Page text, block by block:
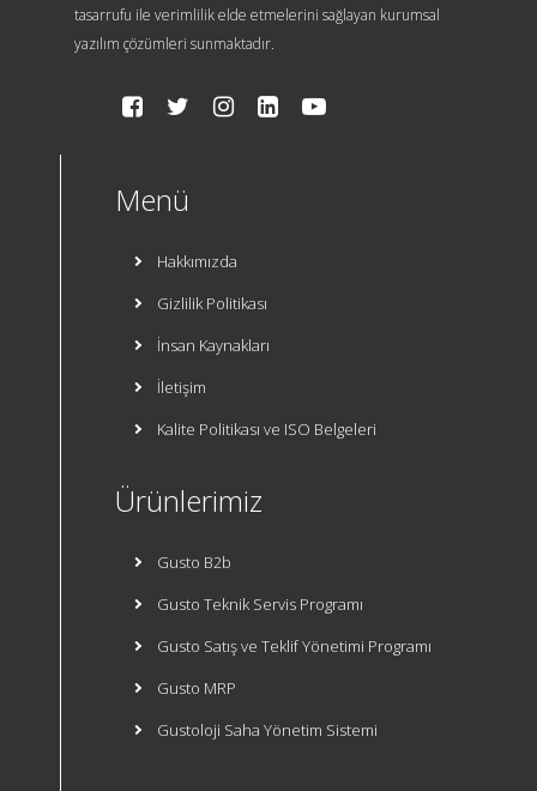
tasarrufu ile verimlilik elde etmelerini sağlayan kurumsal
yazılım çözümleri sunmaktadır.
Menü
Hakkımızda
Gizlilik Politikası
İnsan Kaynakları
İletişim
Kalite Politikası ve ISO Belgeleri
Ürünlerimiz
Gusto B2b
Gusto Teknik Servis Programı
Gusto Satış ve Teklif Yönetimi Programı
Gusto MRP
Gustoloji Saha Yönetim Sistemi